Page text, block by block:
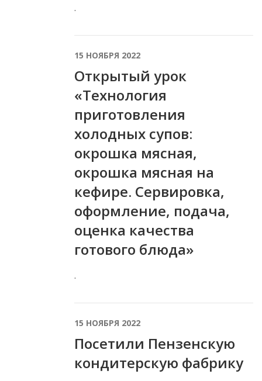
.
15 НОЯБРЯ 2022
Открытый урок
«Технология
приготовления
холодных супов:
окрошка мясная,
окрошка мясная на
кефире. Сервировка,
оформление, подача,
оценка качества
готового блюда»
.
15 НОЯБРЯ 2022
Посетили Пензенскую
кондитерскую фабрику